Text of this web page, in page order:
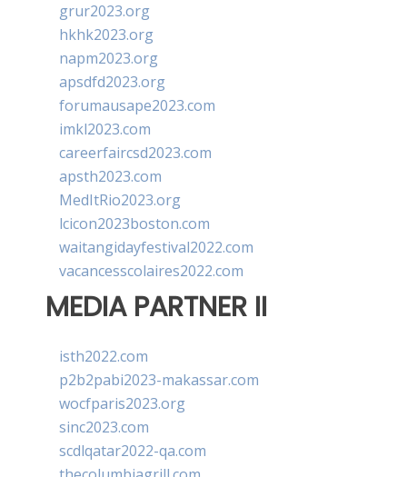
grur2023.org
hkhk2023.org
napm2023.org
apsdfd2023.org
forumausape2023.com
imkl2023.com
careerfaircsd2023.com
apsth2023.com
MedItRio2023.org
lcicon2023boston.com
waitangidayfestival2022.com
vacancesscolaires2022.com
MEDIA PARTNER II
isth2022.com
p2b2pabi2023-makassar.com
wocfparis2023.org
sinc2023.com
scdlqatar2022-qa.com